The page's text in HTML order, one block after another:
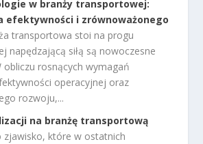
w branży transportowej:
efektywności i zrównoważonego
transportowa stoi na progu
napędzającą siłą są nowoczesne
obliczu rosnących wymagań
operacyjnej oraz
rozwoju,...
na branżę transportową
zjawisko, które w ostatnich